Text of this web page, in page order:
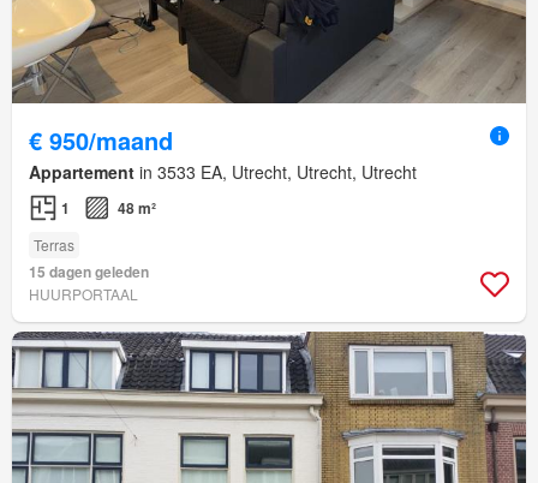
€ 950/maand
Appartement in 3533 EA, Utrecht, Utrecht, Utrecht
1 48 m²
Terras
15 dagen geleden
HUURPORTAAL